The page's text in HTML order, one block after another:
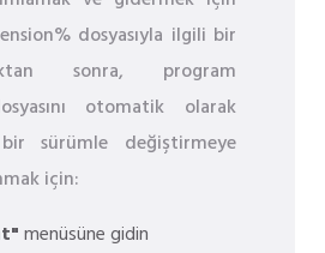
dosyasıyla ilgili bir
sonra, program
otomatik olarak
sürümle değiştirmeye
için:
menüsüne gidin